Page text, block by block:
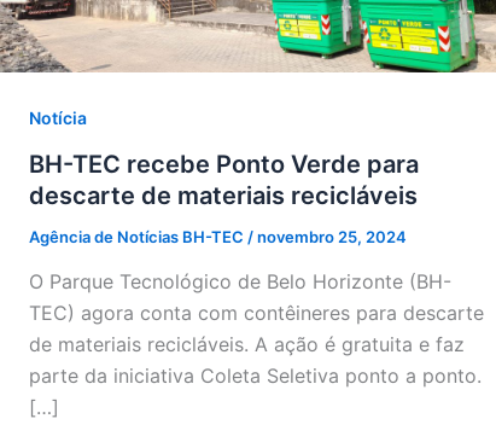
Notícia
BH-TEC recebe Ponto Verde para
descarte de materiais recicláveis
Agência de Notícias BH-TEC /novembro 25, 2024
O Parque Tecnológico de Belo Horizonte (BH-
TEC) agora conta com contêineres para descarte
de materiais recicláveis. A ação é gratuita e faz
parte da iniciativa Coleta Seletiva ponto a ponto.
[…]